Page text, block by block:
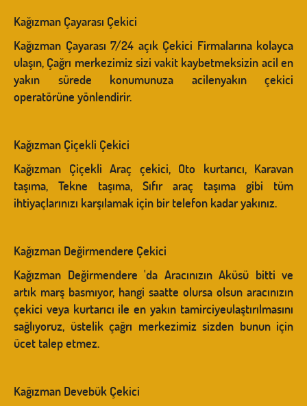
Kağızman Çayarası Çekici
Kağızman Çayarası 7/24 açık Çekici Firmalarına kolayca
ulaşın, Çağrı merkezimiz sizi vakit kaybetmeksizin acil en
yakın sürede konumunuza acilenyakın çekici
operatörüne yönlendirir.
Kağızman Çiçekli Çekici
Kağızman Çiçekli Araç çekici, Oto kurtarıcı, Karavan
taşıma, Tekne taşıma, Sıfır araç taşıma gibi tüm
ihtiyaçlarınızı karşılamak için bir telefon kadar yakınız.
Kağızman Değirmendere Çekici
Kağızman Değirmendere 'da Aracınızın Aküsü bitti ve
artık marş basmıyor, hangi saatte olursa olsun aracınızın
çekici veya kurtarıcı ile en yakın tamirciyeulaştırılmasını
sağlıyoruz, üstelik çağrı merkezimiz sizden bunun için
ücet talep etmez.
Kağızman Devebük Çekici